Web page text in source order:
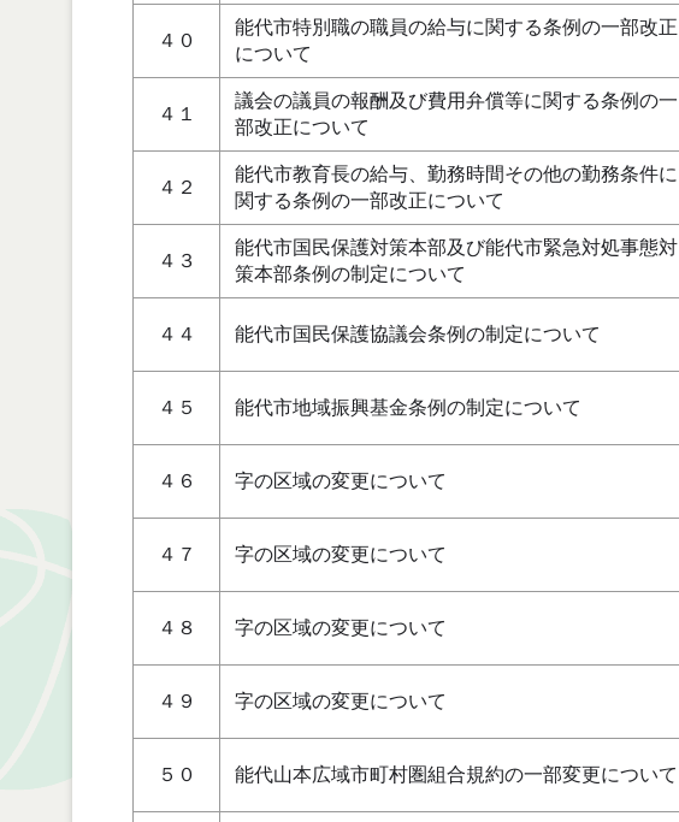
４０
能代市特別職の職員の給与に関する条例の一部改正
について
４１
議会の議員の報酬及び費用弁償等に関する条例の一
部改正について
４２
能代市教育長の給与、勤務時間その他の勤務条件に
関する条例の一部改正について
４３
能代市国民保護対策本部及び能代市緊急対処事態対
策本部条例の制定について
４４ 能代市国民保護協議会条例の制定について
４５ 能代市地域振興基金条例の制定について
４６ 字の区域の変更について
４７ 字の区域の変更について
４８ 字の区域の変更について
４９ 字の区域の変更について
５０ 能代山本広域市町村圏組合規約の一部変更について